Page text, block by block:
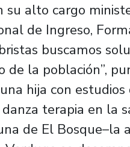
su alto cargo
de Ingreso,
buscamos
la población”,
hija con
terapia en la
de El Bosque–la